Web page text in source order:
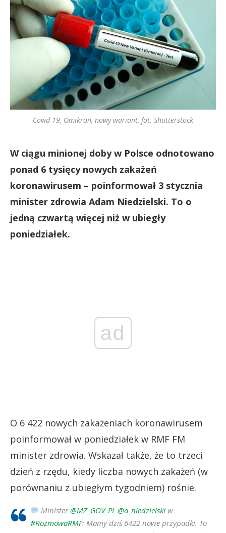
Covid-19, Omikron, nowy wariant, fot. Shutterstock
W ciągu minionej doby w Polsce odnotowano
ponad 6 tysięcy nowych zakażeń
koronawirusem – poinformował 3 stycznia
minister zdrowia Adam Niedzielski. To o
jedną czwartą więcej niż w ubiegły
poniedziałek.
ad
O 6 422 nowych zakażeniach koronawirusem
poinformował w poniedziałek w RMF FM
minister zdrowia. Wskazał także, że to trzeci
dzień z rzędu, kiedy liczba nowych zakażeń (w
porównaniu z ubiegłym tygodniem) rośnie.
Minister@MZ_GOV_PL @a_niedzielski w
#RozmowaRMF: Mamy dziś 6422 nowe przypadki. To